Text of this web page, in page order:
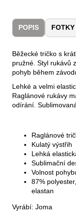
POPIS FOTKY
Běžecké tričko s
pružné. Styl rukávů
pohyb během
Lehké a velmi
Raglánové rukávy
odírání.
Raglánové
Kulatý výstřih
Lehká
Sublimační
Volnost
87%
elastan
Vyrábí: Joma
BĚŽECKÉ
TRAILOVÉ
BOTY
BLUE
1
603
Kč
Původně:
2
290